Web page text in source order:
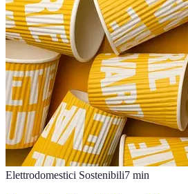
Elettrodomestici Sostenibili7 min